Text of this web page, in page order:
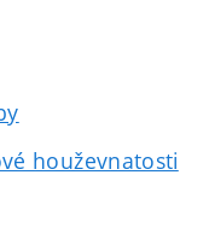
houževnatosti